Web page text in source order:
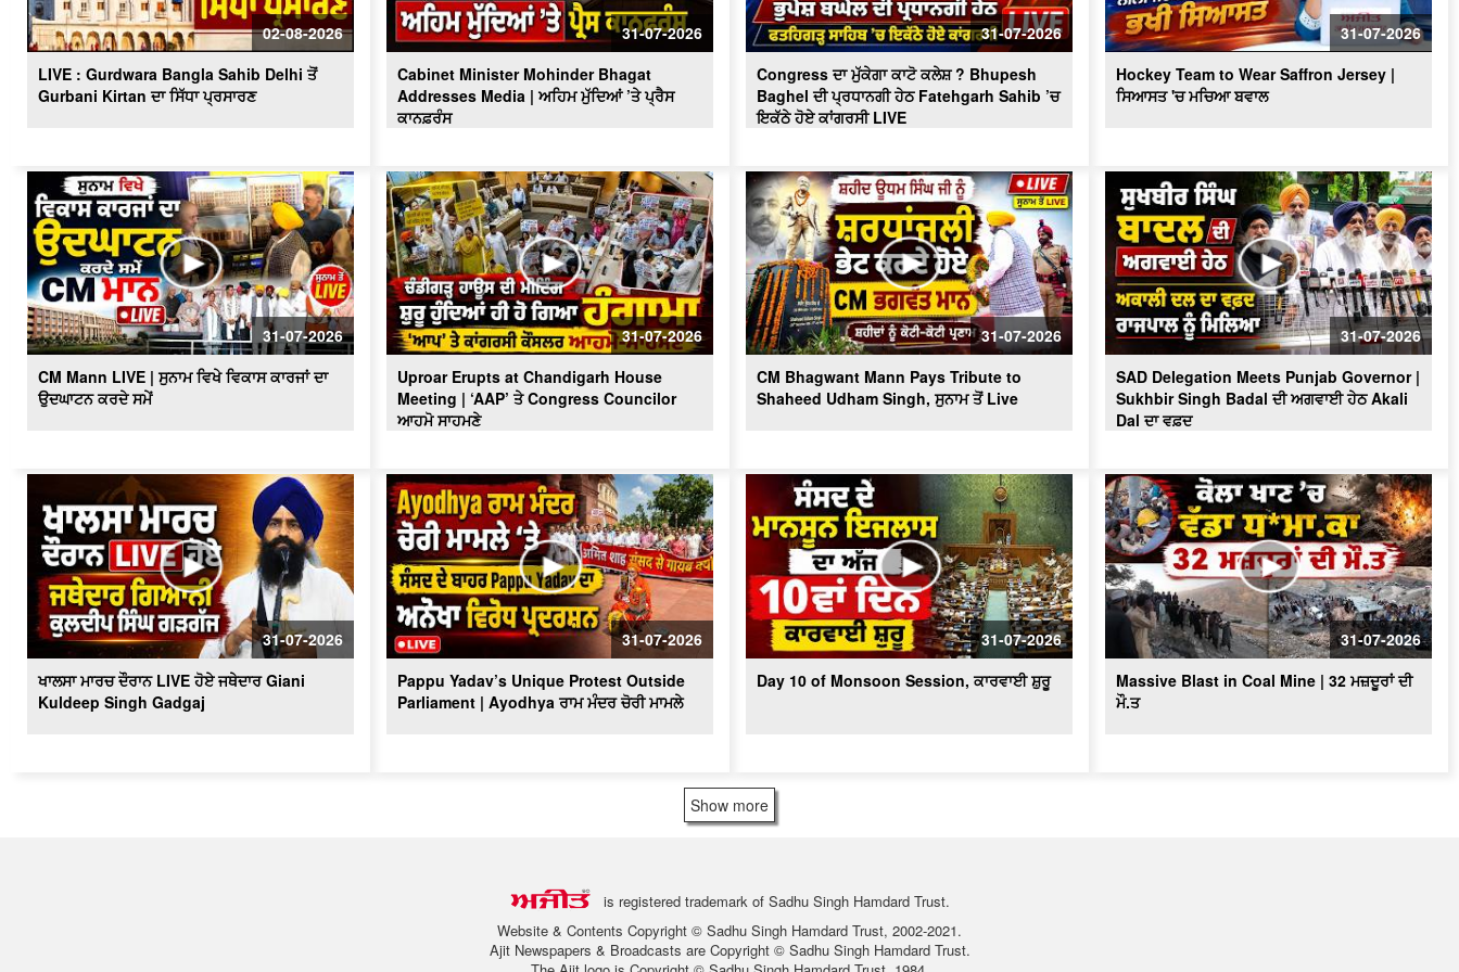
Massive Blast in Coal Mine | 32
ਮਜ਼ਦੂਰਾਂ ਦੀ ਮੌ.ਤ
02-08-2026
LIVE : Gurdwara Bangla Sahib Delhi ਤੋਂ
Gurbani Kirtan ਦਾ ਸਿੱਧਾ ਪ੍ਰਸਾਰਣ
31-07-2026
Cabinet Minister Mohinder Bhagat
Addresses Media | ਅਹਿਮ ਮੁੱਦਿਆਂ ’ਤੇ ਪ੍ਰੈਸ
ਕਾਨਫ਼ਰੰਸ
31-07-2026
Congress ਦਾ ਮੁੱਕੇਗਾ ਕਾਟੋ ਕਲੇਸ਼ ? Bhupesh
Baghel ਦੀ ਪ੍ਰਧਾਨਗੀ ਹੇਠ Fatehgarh Sahib ’ਚ
ਇਕੱਠੇ ਹੋਏ ਕਾਂਗਰਸੀ LIVE
31-07-2026
Hockey Team to Wear Saffron Jersey |
ਸਿਆਸਤ 'ਚ ਮਚਿਆ ਬਵਾਲ
31-07-2026
CM Mann LIVE | ਸੁਨਾਮ ਵਿਖੇ ਵਿਕਾਸ ਕਾਰਜਾਂ ਦਾ
ਉਦਘਾਟਨ ਕਰਦੇ ਸਮੇਂ
31-07-2026
Uproar Erupts at Chandigarh House
Meeting | ‘AAP’ ਤੇ Congress Councilor
ਆਹਮੋ ਸਾਹਮਣੇ
31-07-2026
CM Bhagwant Mann Pays Tribute to
Shaheed Udham Singh, ਸੁਨਾਮ ਤੋਂ Live
31-07-2026
SAD Delegation Meets Punjab Governor |
Sukhbir Singh Badal ਦੀ ਅਗਵਾਈ ਹੇਠ Akali
Dal ਦਾ ਵਫ਼ਦ
31-07-2026
ਖਾਲਸਾ ਮਾਰਚ ਦੌਰਾਨ LIVE ਹੋਏ ਜਥੇਦਾਰ Giani
Kuldeep Singh Gadgaj
31-07-2026
Pappu Yadav’s Unique Protest Outside
Parliament | Ayodhya ਰਾਮ ਮੰਦਰ ਚੋਰੀ ਮਾਮਲੇ
31-07-2026
Day 10 of Monsoon Session, ਕਾਰਵਾਈ ਸ਼ੁਰੂ
31-07-2026
Massive Blast in Coal Mine | 32 ਮਜ਼ਦੂਰਾਂ ਦੀ
ਮੌ.ਤ
Show more
is registered trademark of Sadhu Singh Hamdard Trust.
Website & Contents Copyright © Sadhu Singh Hamdard Trust, 2002-2021.
Ajit Newspapers & Broadcasts are Copyright © Sadhu Singh Hamdard Trust.